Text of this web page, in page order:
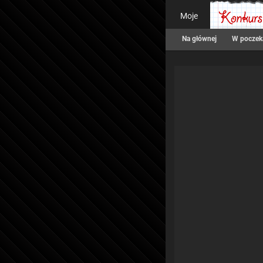
Moje
Na głównej W